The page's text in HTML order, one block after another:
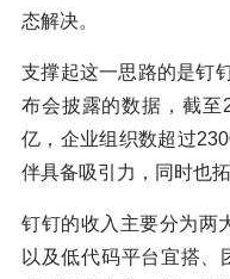
态解决。
支撑起这一思路的是钉
布会披露的数据，截
亿，企业组织数超过
伴具备吸引力，同时也
钉钉的收入主要分为两
以及低代码平台宜搭、